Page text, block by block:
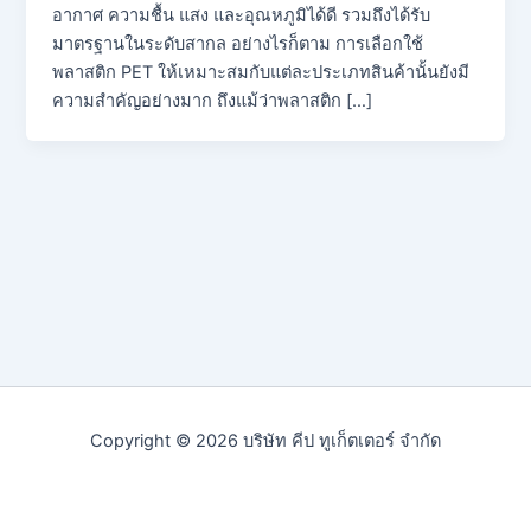
อากาศ ความชื้น แสง และอุณหภูมิได้ดี รวมถึงได้รับ
มาตรฐานในระดับสากล อย่างไรก็ตาม การเลือกใช้
พลาสติก PET ให้เหมาะสมกับแต่ละประเภทสินค้านั้นยังมี
ความสำคัญอย่างมาก ถึงแม้ว่าพลาสติก […]
Copyright © 2026 บริษัท คีป ทูเก็ตเตอร์ จำกัด